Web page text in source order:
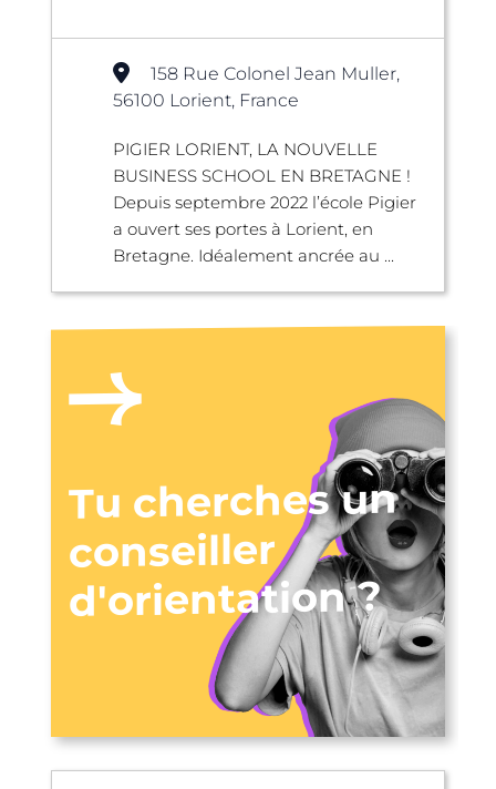
158 Rue Colonel Jean Muller,
56100 Lorient, France
PIGIER LORIENT, LA NOUVELLE
BUSINESS SCHOOL EN BRETAGNE !
Depuis septembre 2022 l’école Pigier
a ouvert ses portes à Lorient, en
Bretagne. Idéalement ancrée au ...
Tu cherches un
conseiller
d'orientation ?